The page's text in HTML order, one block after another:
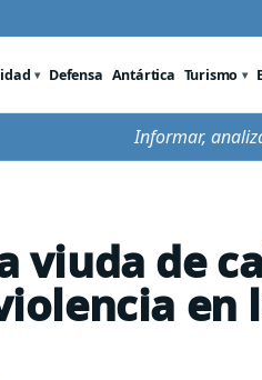
Defensa Antártica Turismo
Informar,
viuda de
en